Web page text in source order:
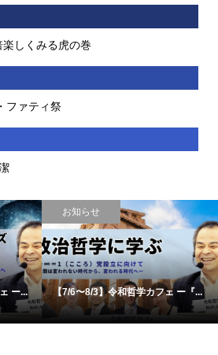
しくみる虎の巻
ファティ祭
ー...
お知らせ
【7/6〜8/3】令和哲学カフェ ー『...